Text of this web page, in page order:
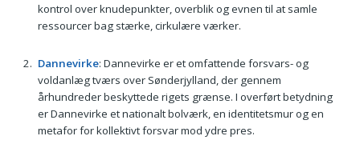
kontrol over knudepunkter, overblik og evnen til at samle
ressourcer bag stærke, cirkulære værker.
Dannevirke: Dannevirke er et omfattende forsvars- og
voldanlæg tværs over Sønderjylland, der gennem
århundreder beskyttede rigets grænse. I overført betydning
er Dannevirke et nationalt bolværk, en identitetsmur og en
metafor for kollektivt forsvar mod ydre pres.